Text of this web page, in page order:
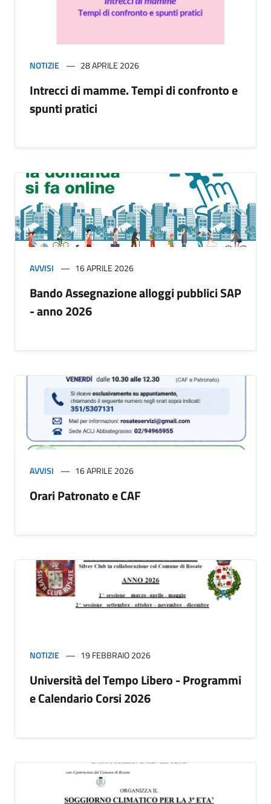
NOTIZIE 28 APRILE 2026
Intrecci di mamme. Tempi di confronto e
spunti pratici
AVVISI 16 APRILE 2026
Bando Assegnazione alloggi pubblici SAP
- anno 2026
AVVISI 16 APRILE 2026
Orari Patronato e CAF
NOTIZIE 19 FEBBRAIO 2026
Università del Tempo Libero - Programmi
e Calendario Corsi 2026